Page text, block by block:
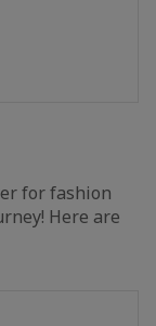
for fashion
Here are